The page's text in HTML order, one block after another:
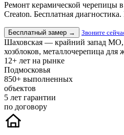
Ремонт керамической черепицы
Creaton. Бесплатная диагностика.
Бесплатный замер → Звоните
Шаховская — крайний запад МО,
хозблоков, металлочерепица
12+ лет на рынке
Подмосковья
850+ выполненных
объектов
5 лет гарантии
по договору